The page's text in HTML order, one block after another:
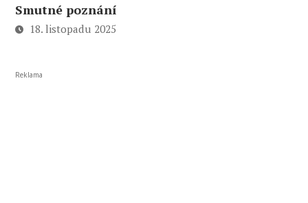
Smutné poznání
18. listopadu 2025
Reklama